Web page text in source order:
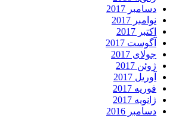
دسامبر 2017
نوامبر 2017
اکتبر 2017
آگوست 2017
جولای 2017
ژوئن 2017
آوریل 2017
فوریه 2017
ژانویه 2017
دسامبر 2016